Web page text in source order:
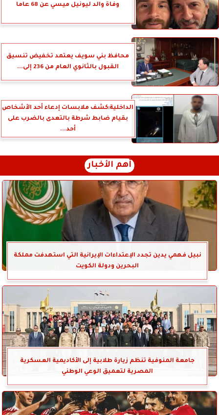
وفاة والد ليونيل ميسي عن 68 عاما
محافظ بني سويف يعتمد تخفيض تنسيق
القبول بالثانوي العام من 236 إلى...
الداخلية:كشف ملابسات إدعاء أحد الأشخاص
بقيام ضابط شرطة بالتعدى بالضرب على
أحد...
أهم الأخبار
نبيل فهمي يدين تجدد الإعتداءات الإيرانية التي استهدفت مملكة
البحرين ودولة الكويت
جامعة المنوفية تنظم زيارة طلابية إلى الأكاديمية العسكرية
المصرية لتعميق الوعي الوطني